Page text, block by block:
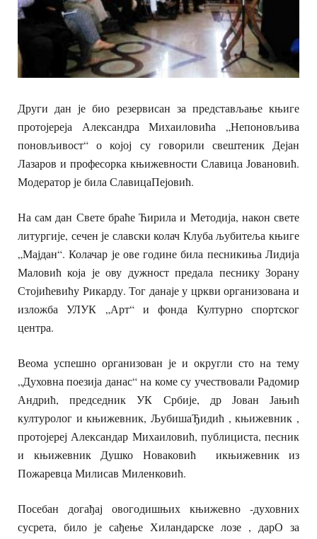
Други дан је био резервисан за представљање књиге
протојереја Александра Михаиловића „Непоновљива
поновљивост“ о којој су говорили свештеник Дејан
Лазаров и професорка књижевности Славица Јовановић.
Модератор је била СлавицаПејовић.
На сам дан Свете браће Ћирила и Методија, након свете
литургије, сечен је славски колач Клуба љубитеља књиге
„Мајдан“. Колачар је ове године била песникиња Лидија
Маловић која је ову дужност предала песнику Зорану
Стојићевићу Рикарду. Тог данаје у цркви организована и
изложба УЛУК „Арт“ и фонда Културно спортског
центра.
Веома успешно организован је и округли сто на тему
„Духовна поезија данас“ на коме су учествовали Радомир
Андрић, председник УК Србије, др Јован Јањић
културолог и књижевник, ЉубишаЂидић , књижевник ,
протојереј Александар Михаиловић, публициста, песник
и књижевник Душко Новаковић икњижевник из
Пожаревца Милисав Миленковић.
Посебан догађај овогодишњих књижевно -духовних
сусрета, било је сађење Хиландарске лозе , дарО за